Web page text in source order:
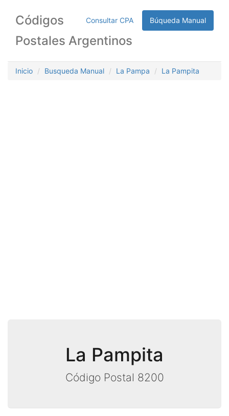
Consultar CPA Búqueda Manual
Códigos
Postales Argentinos
Inicio Busqueda Manual La Pampa La Pampita
La Pampita
Código Postal 8200